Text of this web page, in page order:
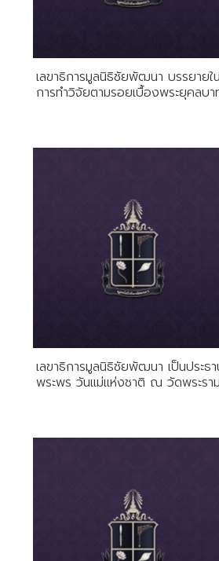
เลขาธิการมูลนิธิชัยพัฒนา บรรยายใ
การทำวิจัยตามรอยเบื้องพระยุคลบา
เลขาธิการมูลนิธิชัยพัฒนา เป็นประธ
พระพร วันแม่แห่งชาติ ณ วัดพระราม